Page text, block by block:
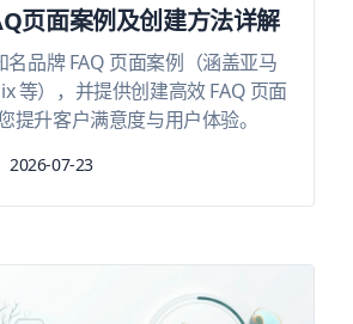
页面案例及创建方法详解
品牌 FAQ 页面案例（涵盖亚马
等），并提供创建高效 FAQ 页面
提升客户满意度与用户体验。
2026-07-23